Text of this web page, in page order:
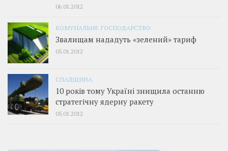
06.01.2012
КОМУНАЛЬНЕ ГОСПОДАРСТВО
Звалищам нададуть «зелений» тариф
05.01.2012
СПАДЩИНА
10 років тому Україні знищила останню
стратегічну ядерну ракету
05.01.2012